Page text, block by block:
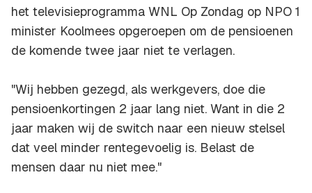
het televisieprogramma WNL Op Zondag op NPO 1
minister Koolmees opgeroepen om de pensioenen
de komende twee jaar niet te verlagen.
"Wij hebben gezegd, als werkgevers, doe die
pensioenkortingen 2 jaar lang niet. Want in die 2
jaar maken wij de switch naar een nieuw stelsel
dat veel minder rentegevoelig is. Belast de
mensen daar nu niet mee."